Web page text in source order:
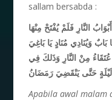
sallam bersabda :
النَّارِ فَلَمْ يُفْتَحْ مِنْهَا
وَيُنَادِي مُنَادٍ يَا بَاغِيَ
مِنْ النَّارِ وَذَلكَ فِي
Apabila awal malam